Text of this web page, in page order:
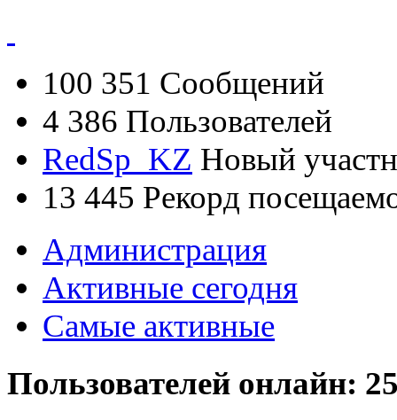
100 351 Сообщений
4 386 Пользователей
RedSp_KZ Новый
13 445 Рекорд
Администрация
Активные сегодня
Самые активные
Пользователей онлайн: